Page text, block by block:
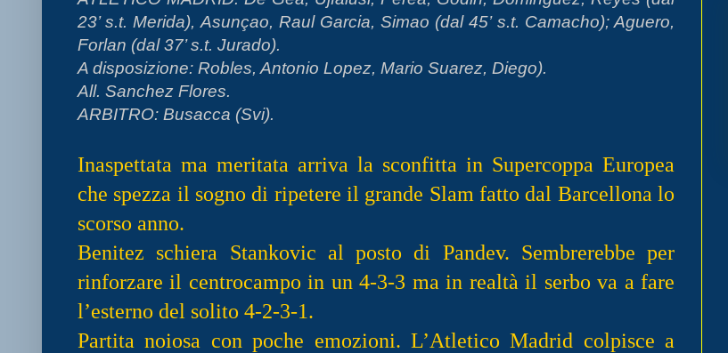
23’ s.t. Merida), Asunçao, Raul Garcia, Simao (dal 45’ s.t. Camacho); Aguero,
Forlan (dal 37’ s.t. Jurado).
A disposizione: Robles, Antonio Lopez, Mario Suarez, Diego).
All. Sanchez Flores.
ARBITRO: Busacca (Svi).
Inaspettata ma meritata arriva la sconfitta in Supercoppa Europea
che spezza il sogno di ripetere il grande Slam fatto dal Barcellona lo
scorso anno.
Benitez schiera Stankovic al posto di Pandev. Sembrerebbe per
rinforzare il centrocampo in un 4-3-3 ma in realtà il serbo va a fare
l’esterno del solito 4-2-3-1.
Partita noiosa con poche emozioni. L’Atletico Madrid colpisce a